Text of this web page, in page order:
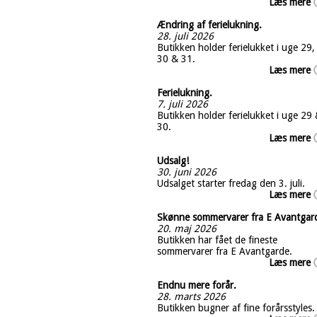
Ændring af ferielukning.
28. juli 2026
Butikken holder ferielukket i uge 29,
30 & 31.
Læs mere
Ferielukning.
7. juli 2026
Butikken holder ferielukket i uge 29
30.
Læs mere
Udsalg!
30. juni 2026
Udsalget starter fredag den 3. juli.
Læs mere
Skønne sommervarer fra E
20. maj 2026
Butikken har fået de fineste
sommervarer fra E Avantgarde.
Læs mere
Endnu mere forår.
28. marts 2026
Butikken bugner af fine forårsstyles.